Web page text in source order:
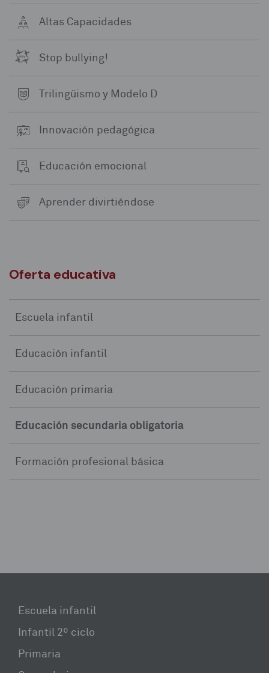
Altas Capacidades
Stop bullying!
Trilingüismo y Modelo D
Innovación pedagógica
Educación emocional
Aprender divirtiéndose
Oferta educativa
Escuela infantil
Educación infantil
Educación primaria
Educación secundaria obligatoria
Formación profesional básica
Escuela infantil
Infantil 2º ciclo
Primaria